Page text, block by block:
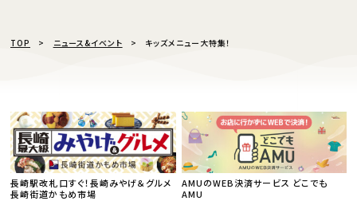
TOP ニュース&イベント キッズメニュー大特集！
長崎駅改札口すぐ！長崎みやげ＆グルメ
長崎街道かもめ市場
AMUのWEB決済サービス どこでも
AMU